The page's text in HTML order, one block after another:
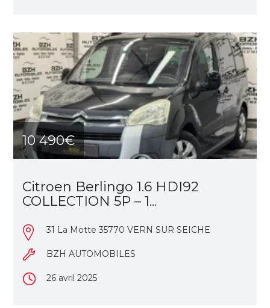
10 490€
Citroen Berlingo 1.6 HDI92
COLLECTION 5P – 1...
31 La Motte 35770 VERN SUR SEICHE
BZH AUTOMOBILES
26 avril 2025